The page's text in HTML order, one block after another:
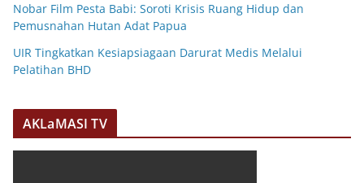
Nobar Film Pesta Babi: Soroti Krisis Ruang Hidup dan
Pemusnahan Hutan Adat Papua
UIR Tingkatkan Kesiapsiagaan Darurat Medis Melalui
Pelatihan BHD
AKLaMASI TV